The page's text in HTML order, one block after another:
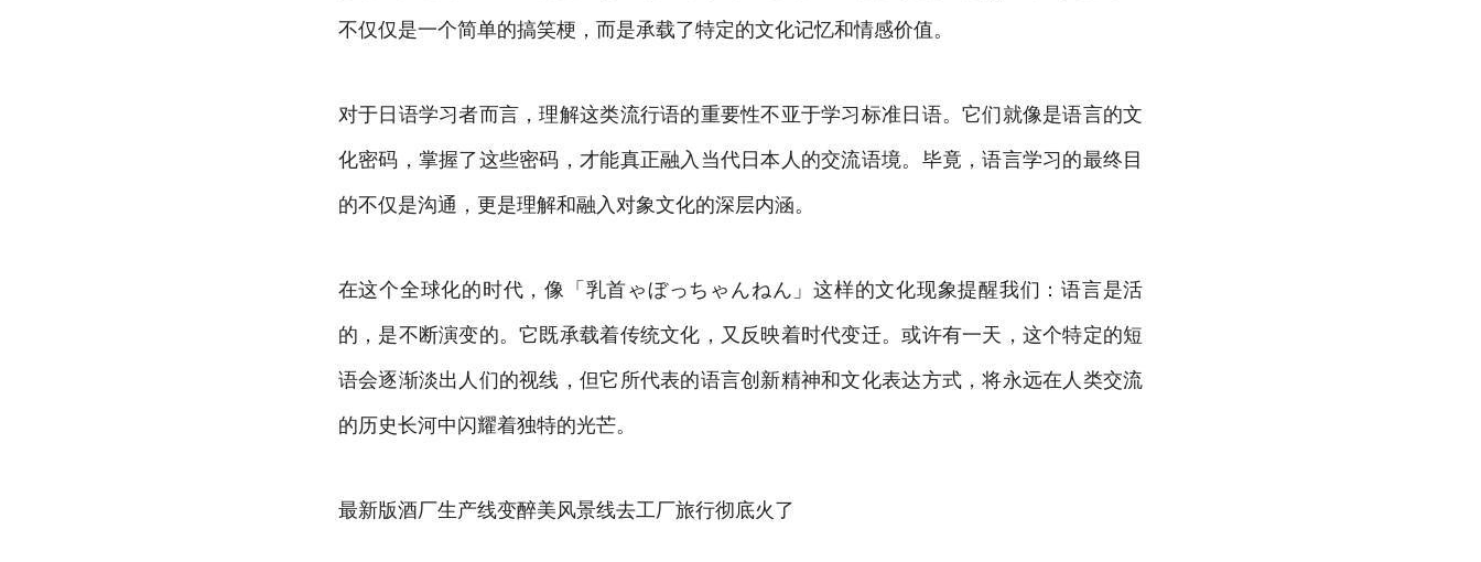
不仅仅是一个简单的搞笑梗，而是承载了特定的文化记忆和情感价值。
对于日语学习者而言，理解这类流行语的重要性不亚于学习标准日语。它们就像是语言的文
化密码，掌握了这些密码，才能真正融入当代日本人的交流语境。毕竟，语言学习的最终目
的不仅是沟通，更是理解和融入对象文化的深层内涵。
在这个全球化的时代，像「乳首ゃぼっちゃんねん」这样的文化现象提醒我们：语言是活
的，是不断演变的。它既承载着传统文化，又反映着时代变迁。或许有一天，这个特定的短
语会逐渐淡出人们的视线，但它所代表的语言创新精神和文化表达方式，将永远在人类交流
的历史长河中闪耀着独特的光芒。
最新版酒厂生产线变醉美风景线去工厂旅行彻底火了